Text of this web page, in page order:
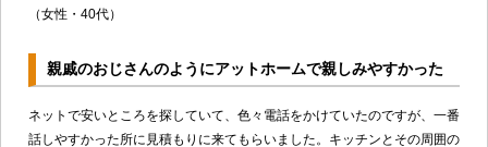
（女性・40代）
親戚のおじさんのようにアットホームで親しみやすかった
ネットで安いところを探していて、色々電話をかけていたのですが、一番
話しやすかった所に見積もりに来てもらいました。キッチンとその周囲の